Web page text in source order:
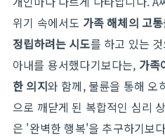
위기 속에서도 가족 해체의 고
정립하려는 시도를 하고 있는
아내를 용서했다기보다는, 가족
한 의지와 함께, 불륜을 통해 오
으로 깨닫게 된 복합적인 심리
은 '완벽한 행복'을 추구하기보